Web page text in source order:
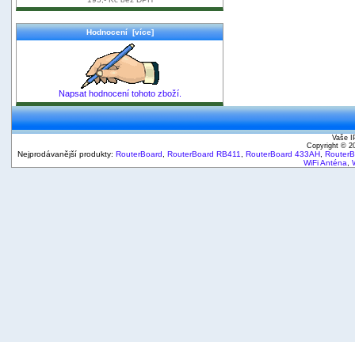
Hodnocení [více]
Napsat hodnocení tohoto zboží.
Vaše
Copyright ©
Nejprodávanější produkty: RouterBoard RouterBoard RB411 RouterBoard 433AH
WiFi Anténa